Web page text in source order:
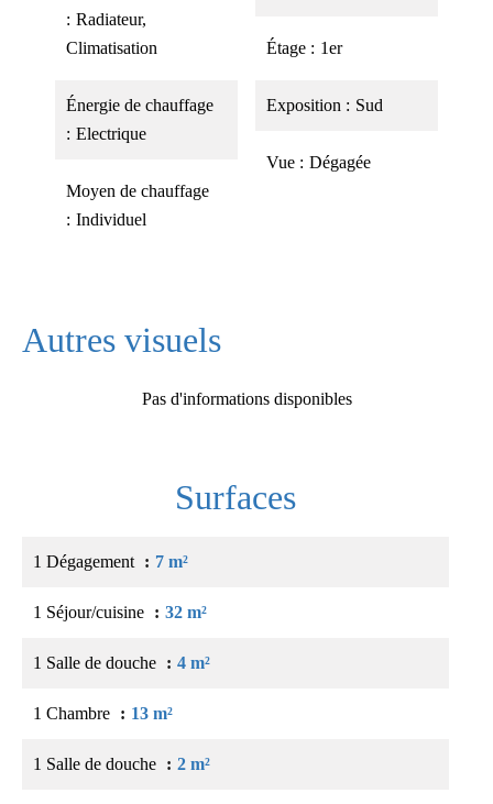
Radiateur,
Climatisation
Énergie de chauffage
Electrique
Moyen de chauffage
Individuel
Étage 1er
Exposition Sud
Vue Dégagée
Autres visuels
Pas d'informations disponibles
Surfaces
1 Dégagement 7 m²
1 Séjour/cuisine 32 m²
1 Salle de douche 4 m²
1 Chambre 13 m²
1 Salle de douche 2 m²